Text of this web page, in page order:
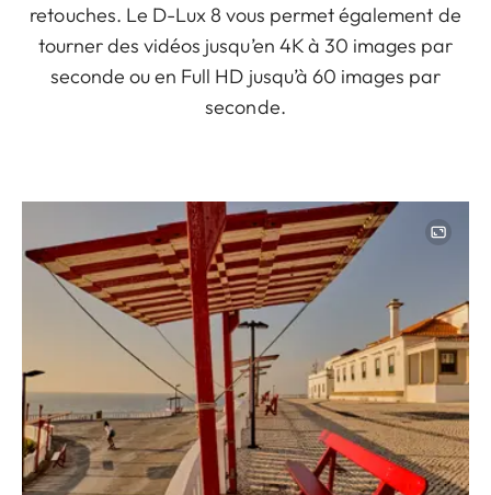
retouches. Le D-Lux 8 vous permet également de
tourner des vidéos jusqu’en 4K à 30 images par
seconde ou en Full HD jusqu’à 60 images par
seconde.